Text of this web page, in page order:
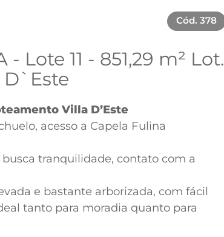
Cód. 378
Lote 11 - 851,29 m² Lot.
D`Este
Villa D’Este
acesso a Capela Fulina
tranquilidade, contato com a
e bastante arborizada, com fácil
tanto para moradia quanto para